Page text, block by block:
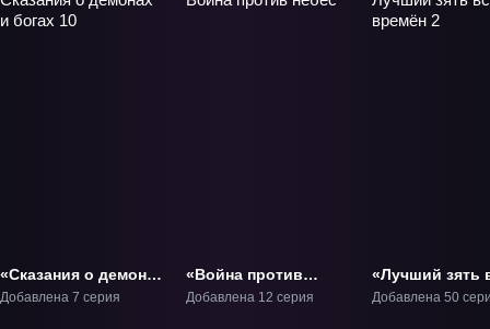
«Сказания о демонах
и богах 10» ТВ-10
Добавлена 7 серия
«Война против
небес» ТВ-1
Добавлена 12 серия
«Лучший зять
времён 2» ТВ-2
Добавлена 50